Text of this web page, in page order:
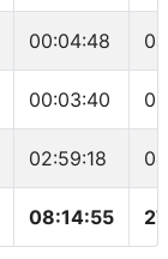
00:04:48
00:03:40
02:59:18
08:14:55